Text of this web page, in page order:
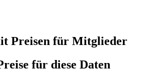
Preisen für Mitglieder
für diese Daten